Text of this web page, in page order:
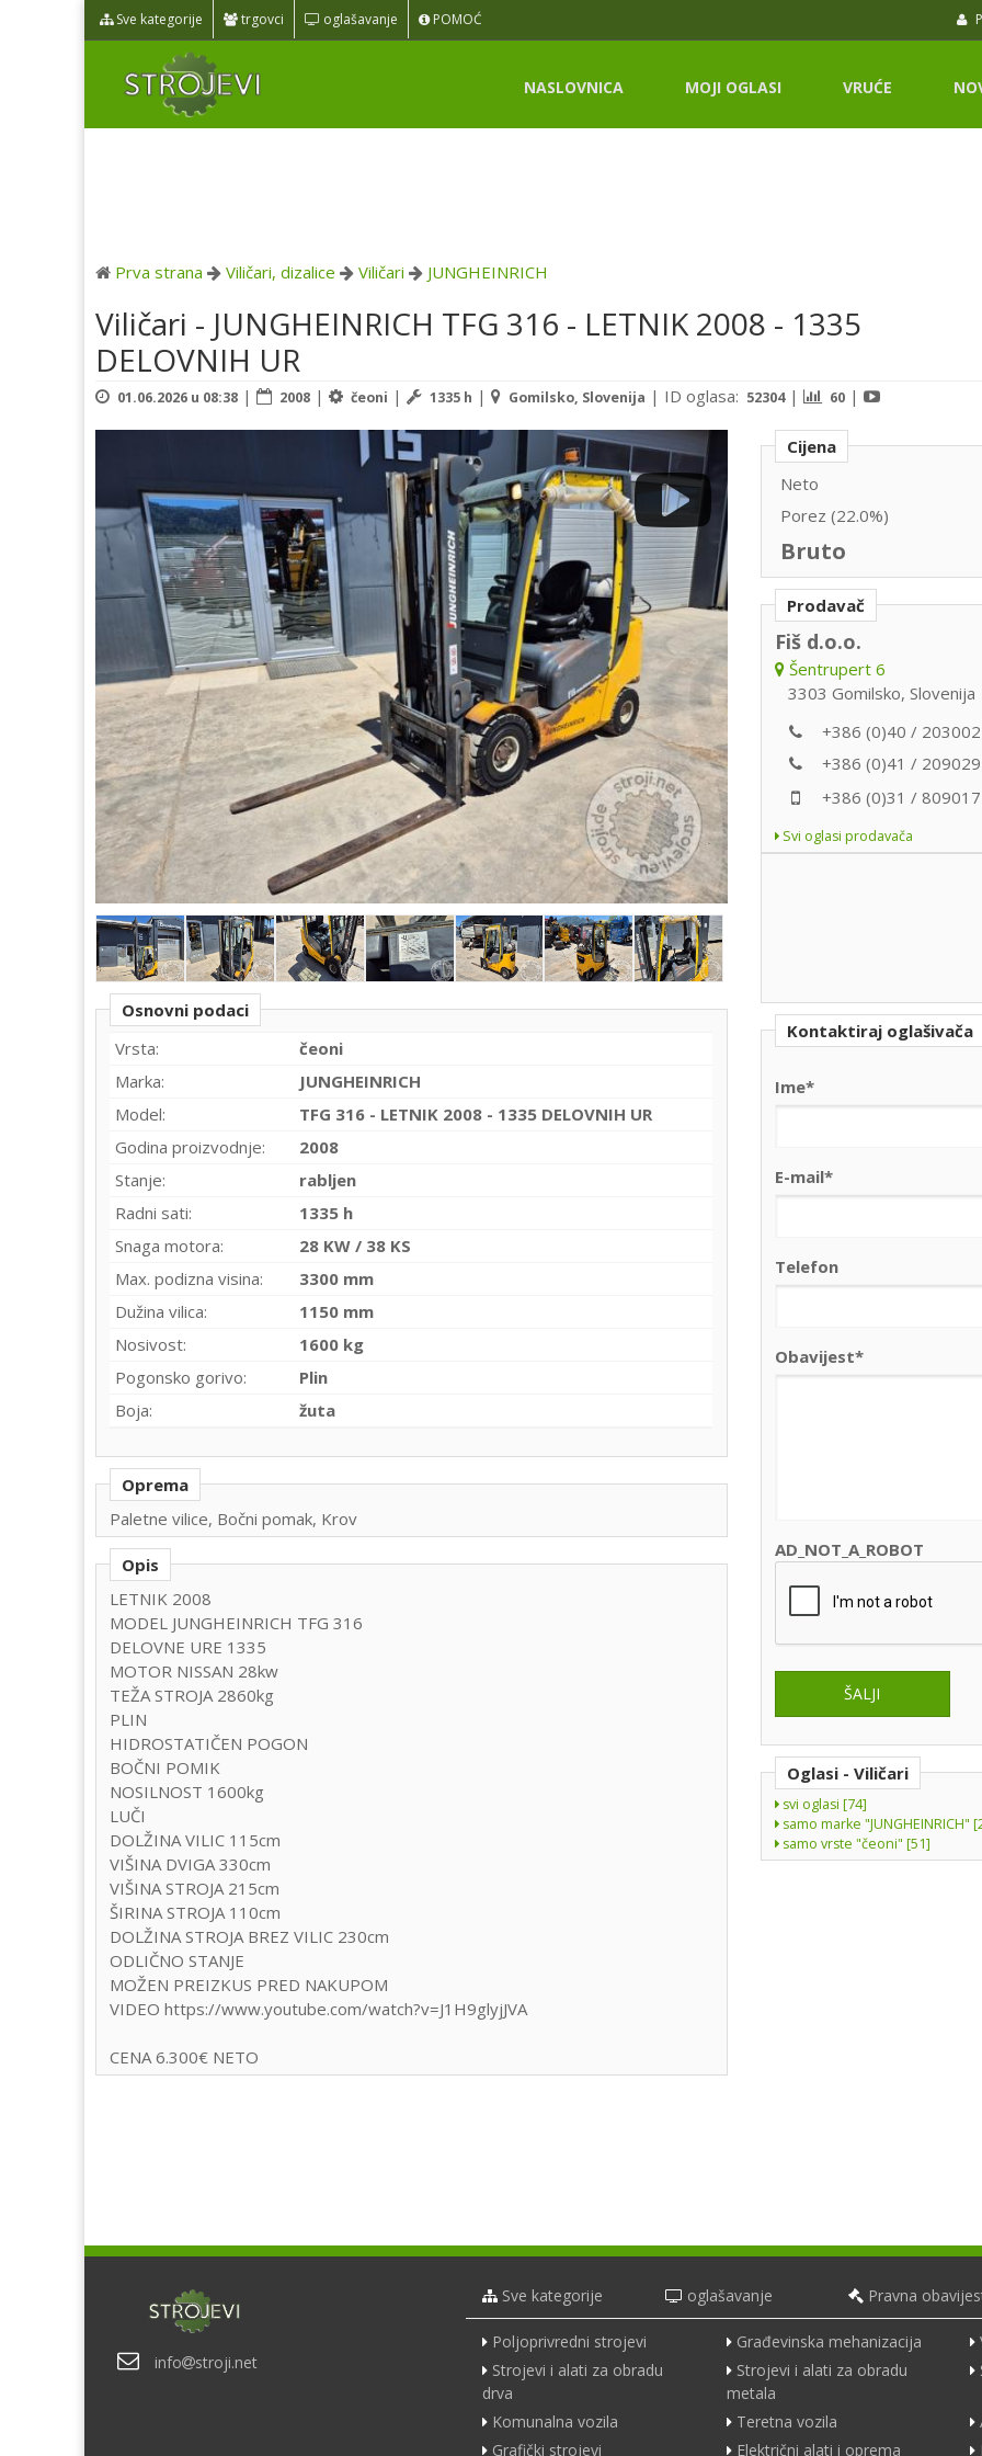
Sve kategorije trgovci oglašavanje POMOĆ
NASLOVNICA MOJI OGLASI VRUĆE
Prva strana Viličari, dizalice Viličari JUNGHEINRICH
Viličari - JUNGHEINRICH TFG 316 - LETNIK 2008 - 1335
DELOVNIH UR
01.06.2026 u 08:38 | 2008 | čeoni | 1335 h | Gomilsko, Slovenija | ID oglasa: 52304| 60 |
Osnovni podaci
Vrsta:
čeoni
Marka:
JUNGHEINRICH
Model:
TFG 316 - LETNIK 2008 - 1335 DELOVNIH UR
Godina proizvodnje:
2008
Stanje:
rabljen
Radni sati:
1335 h
Snaga motora:
28 KW / 38 KS
Max. podizna visina:
3300 mm
Dužina vilica:
1150 mm
Nosivost:
1600 kg
Pogonsko gorivo:
Plin
Boja:
žuta
Oprema
Paletne vilice, Bočni pomak, Krov
Opis
LETNIK 2008
MODEL JUNGHEINRICH TFG 316
DELOVNE URE 1335
MOTOR NISSAN 28kw
TEŽA STROJA 2860kg
PLIN
HIDROSTATIČEN POGON
BOČNI POMIK
NOSILNOST 1600kg
LUČI
DOLŽINA VILIC 115cm
VIŠINA DVIGA 330cm
VIŠINA STROJA 215cm
ŠIRINA STROJA 110cm
DOLŽINA STROJA BREZ VILIC 230cm
ODLIČNO STANJE
MOŽEN PREIZKUS PRED NAKUPOM
VIDEO https://www.youtube.com/watch?v=J1H9glyjJVA
CENA 6.300€ NETO
Cijena
Neto
Porez (22.0%)
Bruto
Prodavač
Fiš d.o.o.
Šentrupert 6
3303 Gomilsko, Slovenija
+386 (0)40 / 203002
+386 (0)41 / 209029
+386 (0)31 / 809017
Svi oglasi prodavača
Kontaktiraj oglašivača
Ime*
E-mail*
Telefon
Obavijest*
AD_NOT_A_ROBOT
Oglasi - Viličari
svi oglasi [74]
samo marke "JUNGHEINRICH"
samo vrste "čeoni" [51]
info stroji.net
Sve kategorije oglašavanje Pravna
Poljoprivredni strojevi Građevinska mehanizacija
Strojevi i alati za obradu
drva
Strojevi i alati za obradu
metala
Komunalna vozila Teretna vozila
Grafički strojevi
Električni alati i oprema